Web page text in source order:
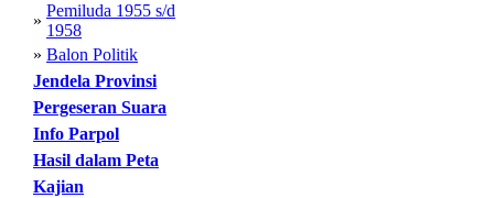
»
Pemiluda 1955 s/d
1958
» Balon Politik
Jendela Provinsi
Pergeseran Suara
Info Parpol
Hasil dalam Peta
Kajian